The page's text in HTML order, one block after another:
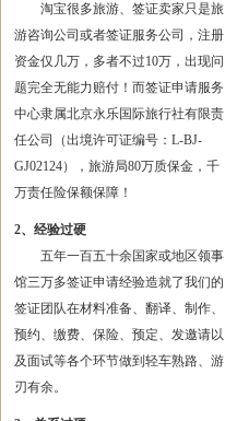
淘宝很多旅游、签证卖家只是旅
游咨询公司或者签证服务公司，注册
资金仅几万，多者不过10万，出现问
题完全无能力赔付！而签证申请服务
中心隶属北京永乐国际旅行社有限责
任公司（出境许可证编号：L-BJ-
GJ02124），旅游局80万质保金，千
万责任险保额保障！
2、经验过硬
五年一百五十余国家或地区领事
馆三万多签证申请经验造就了我们的
签证团队在材料准备、翻译、制作、
预约、缴费、保险、预定、发邀请以
及面试等各个环节做到轻车熟路、游
刃有余。